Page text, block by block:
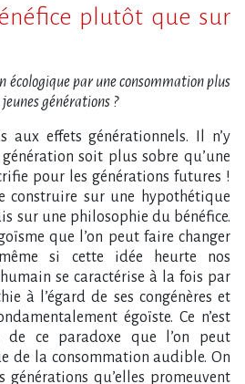
plutôt que sur
écologique par une consommation plus
générations ?
aux effets générationnels. Il n’y
soit plus sobre qu’une
pour les générations futures !
construire sur une hypothétique
sur une philosophie du bénéfice.
que l’on peut faire changer
même si cette idée heurte nos
humain se caractérise à la fois par
à l’égard de ses congénères et
égoïste. Ce n’est
de ce paradoxe que l’on peut
de la consommation audible. On
générations qu’elles promeuvent